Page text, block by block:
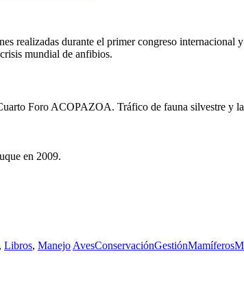
realizadas durante el primer congreso
mundial de anfibios.
Foro ACOPAZOA. Tráfico de fauna silvestre y
en 2009.
, Libros, Manejo AvesConservaciónGestiónMamíferos